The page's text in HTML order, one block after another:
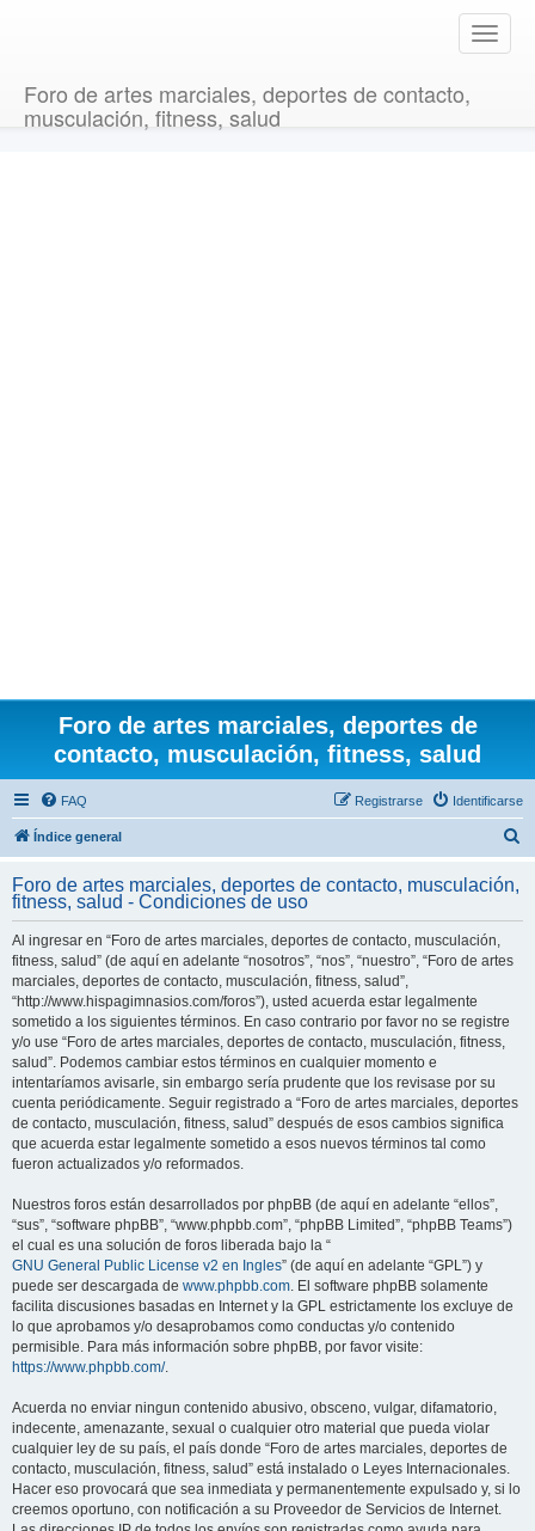
T
o
Foro de artes marciales, deportes de contacto,
musculación, fitness, salud
Foro de artes marciales, deportes de
contacto, musculación, fitness, salud
FAQ Identificarse
Registrarse
Índice general
c
Foro de artes marciales, deportes de contacto, musculación,
fitness, salud - Condiciones de uso
Al ingresar en “Foro de artes marciales, deportes de contacto, musculación,
fitness, salud” (de aquí en adelante “nosotros”, “nos”, “nuestro”, “Foro de artes
marciales, deportes de contacto, musculación, fitness, salud”,
“http://www.hispagimnasios.com/foros”), usted acuerda estar legalmente
sometido a los siguientes términos. En caso contrario por favor no se registre
y/o use “Foro de artes marciales, deportes de contacto, musculación, fitness,
salud”. Podemos cambiar estos términos en cualquier momento e
intentaríamos avisarle, sin embargo sería prudente que los revisase por su
cuenta periódicamente. Seguir registrado a “Foro de artes marciales, deportes
de contacto, musculación, fitness, salud” después de esos cambios significa
que acuerda estar legalmente sometido a esos nuevos términos tal como
fueron actualizados y/o reformados.
Nuestros foros están desarrollados por phpBB (de aquí en adelante “ellos”,
“sus”, “software phpBB”, “www.phpbb.com”, “phpBB Limited”, “phpBB Teams”)
el cual es una solución de foros liberada bajo la “
GNU General Public License v2 en Ingles” (de aquí en adelante “GPL”) y
puede ser descargada de www.phpbb.com. El software phpBB solamente
facilita discusiones basadas en Internet y la GPL estrictamente los excluye de
lo que aprobamos y/o desaprobamos como conductas y/o contenido
permisible. Para más información sobre phpBB, por favor visite:
https://www.phpbb.com/.
Acuerda no enviar ningun contenido abusivo, obsceno, vulgar, difamatorio,
indecente, amenazante, sexual o cualquier otro material que pueda violar
cualquier ley de su país, el país donde “Foro de artes marciales, deportes de
contacto, musculación, fitness, salud” está instalado o Leyes Internacionales.
Hacer eso provocará que sea inmediata y permanentemente expulsado y, si lo
creemos oportuno, con notificación a su Proveedor de Servicios de Internet.